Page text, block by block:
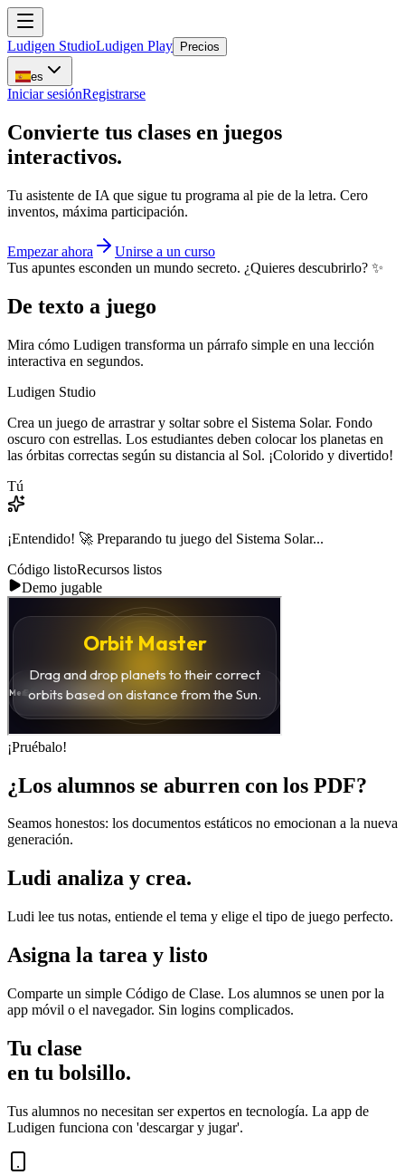
Ludigen StudioLudigen Play Precios
es
Iniciar sesiónRegistrarse
Convierte tus clases en juegos
interactivos.
Tu asistente de IA que sigue tu programa al pie de la letra. Cero
inventos, máxima participación.
Empezar ahora
Unirse a un curso
Tus apuntes esconden un mundo secreto. ¿Quieres descubrirlo? ✨
De texto a juego
Mira cómo Ludigen transforma un párrafo simple en una lección
interactiva en segundos.
Ludigen Studio
Crea un juego de arrastrar y soltar sobre el Sistema Solar. Fondo
oscuro con estrellas. Los estudiantes deben colocar los planetas en
las órbitas correctas según su distancia al Sol. ¡Colorido y divertido!
Tú
¡Entendido! 🚀 Preparando tu juego del Sistema Solar...
Código listoRecursos listos
Demo jugable
¡Pruébalo!
¿Los alumnos se aburren con los PDF?
Seamos honestos: los documentos estáticos no emocionan a la nueva
generación.
Ludi analiza y crea.
Ludi lee tus notas, entiende el tema y elige el tipo de juego perfecto.
Asigna la tarea y listo
Comparte un simple Código de Clase. Los alumnos se unen por la
app móvil o el navegador. Sin logins complicados.
Tu clase
en tu bolsillo.
Tus alumnos no necesitan ser expertos en tecnología. La app de
Ludigen funciona con 'descargar y jugar'.